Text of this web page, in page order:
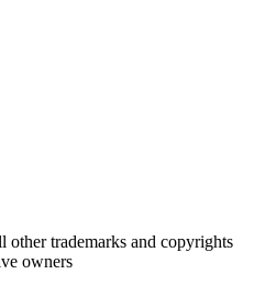
trademarks and copyrights
owners